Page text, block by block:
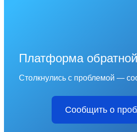
Платформа
Столкнулись с проблемой —
Сообщить о